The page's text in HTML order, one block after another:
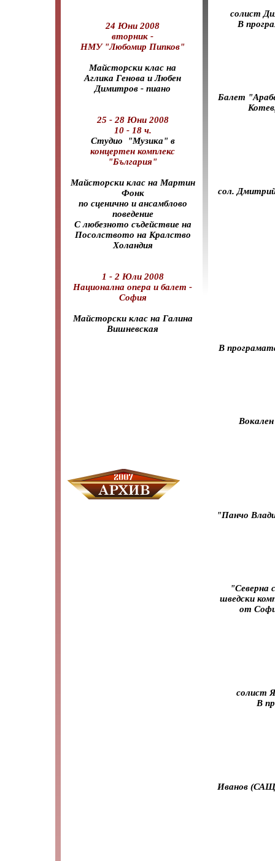
солист
В
Балет
сол.
В
"Пaнчо
"Северна
шведски
от
солист
В
Иванов
24 Юни 2008
вторник -
НМУ "Любомир Пипков"
Майсторски клас на
Аглика Генова и Любен
Димитров - пиано
25 - 28 Юни 2008
10 - 18 ч.
Студио "Музика" в
концертен комплекс
"България"
Майсторски клас на Мартин
Фонк
по сценично и ансамблово
поведение
С любезното съдействие на
Посолството на Кралство
Холандия
1 - 2 Юли 2008
Национална опера и балет -
София
Майсторски клас на Галина
Вишневская